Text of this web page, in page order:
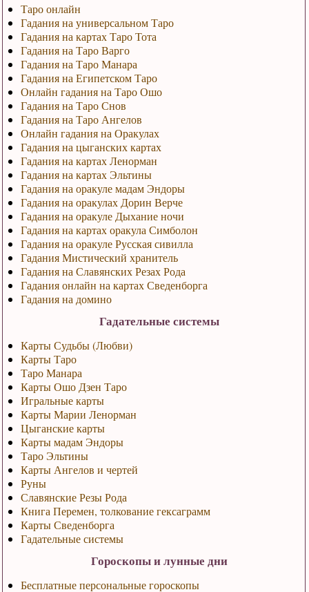
Таро онлайн
Гадания на универсальном Таро
Гадания на картах Таро Тота
Гадания на Таро Варго
Гадания на Таро Манара
Гадания на Египетском Таро
Онлайн гадания на Таро Ошо
Гадания на Таро Снов
Гадания на Таро Ангелов
Онлайн гадания на Оракулах
Гадания на цыганских картах
Гадания на картах Ленорман
Гадания на картах Эльтины
Гадания на оракуле мадам Эндоры
Гадания на оракулах Дорин Верче
Гадания на оракуле Дыхание ночи
Гадания на картах оракула Симболон
Гадания на оракуле Русская сивилла
Гадания Мистический хранитель
Гадания на Славянских Резах Рода
Гадания онлайн на картах Сведенборга
Гадания на домино
Гадательные системы
Карты Судьбы (Любви)
Карты Таро
Таро Манара
Карты Ошо Дзен Таро
Игральные карты
Карты Марии Ленорман
Цыганские карты
Карты мадам Эндоры
Таро Эльтины
Карты Ангелов и чертей
Руны
Славянские Резы Рода
Книга Перемен, толкование гексаграмм
Карты Сведенборга
Гадательные системы
Гороскопы и лунные дни
Бесплатные персональные гороскопы